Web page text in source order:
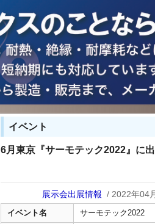
イベント
6月東京『サーモテック2022』に
展示会出展情報 / 2022年04
イベント名
サーモテック2022